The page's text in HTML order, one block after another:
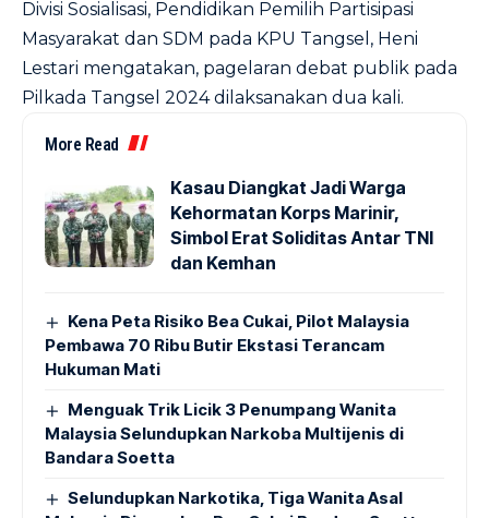
Divisi Sosialisasi, Pendidikan Pemilih Partisipasi
Masyarakat dan SDM pada KPU Tangsel, Heni
Lestari mengatakan, pagelaran debat publik pada
Pilkada Tangsel 2024 dilaksanakan dua kali.
More Read
Kasau Diangkat Jadi Warga
Kehormatan Korps Marinir,
Simbol Erat Soliditas Antar TNI
dan Kemhan
Kena Peta Risiko Bea Cukai, Pilot Malaysia
Pembawa 70 Ribu Butir Ekstasi Terancam
Hukuman Mati
Menguak Trik Licik 3 Penumpang Wanita
Malaysia Selundupkan Narkoba Multijenis di
Bandara Soetta
Selundupkan Narkotika, Tiga Wanita Asal